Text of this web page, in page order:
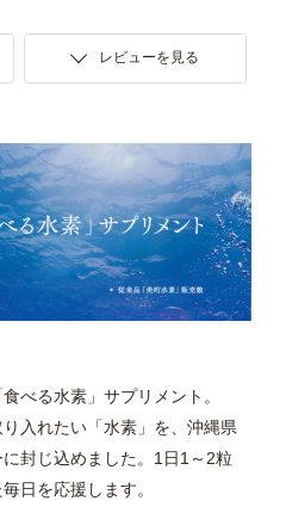
ませんので、未決済分のみ
ております。予めご了承く
通常商品を一緒にご購入い
けすることができません。
場合、対面にてお渡しにな
「不在通知」より直接配送
レビューを見る
べる水素」サプリメント。
入れたい「水素」を、沖縄県
封じ込めました。1日1～2粒
日を応援します。